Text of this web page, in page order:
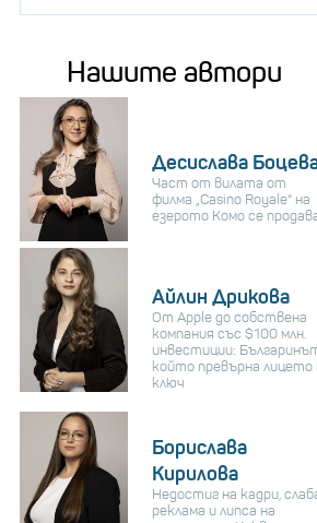
Нашите автори
Десислава
Част от вилата от
филма „Casino Royale“ на
езерото Комо се
Айлин Дрикова
От Apple до собствена
компания със $100 млн.
инвестиции:
който превърна лицето
ключ
Борислава
Кирилова
Недостиг на кадри,
реклама и липса на